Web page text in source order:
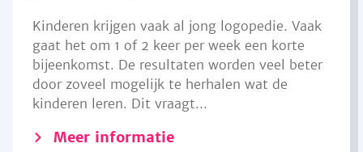
Kinderen krijgen vaak al jong logopedie. Vaak
gaat het om 1 of 2 keer per week een korte
bijeenkomst. De resultaten worden veel beter
door zoveel mogelijk te herhalen wat de
kinderen leren. Dit vraagt...
Meer informatie